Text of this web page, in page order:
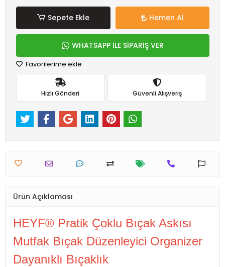
Sepete Ekle Hemen Al
WHATSAPP İLE SİPARİŞ VER
Favorilerime ekle
Hızlı Gönderi Güvenli Alışveriş
Ürün Açıklaması
HEYF® Pratik Çoklu Bıçak Askısı
Mutfak Bıçak Düzenleyici Organizer
Dayanıklı Bıçaklık